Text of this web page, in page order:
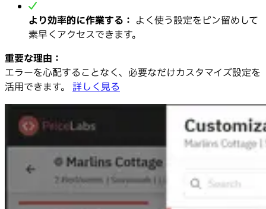
より効率的に作業する： よく使う設定をピン留めして
素早くアクセスできます。
重要な理由：
エラーを心配することなく、必要なだけカスタマイズ設定を
活用できます。 詳しく見る